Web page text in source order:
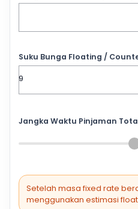
Suku Bunga Floating /
Jangka Waktu Pinjaman
Setelah masa fixed rate
menggunakan estimasi